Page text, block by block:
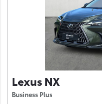
Lexus NX
Business Plus